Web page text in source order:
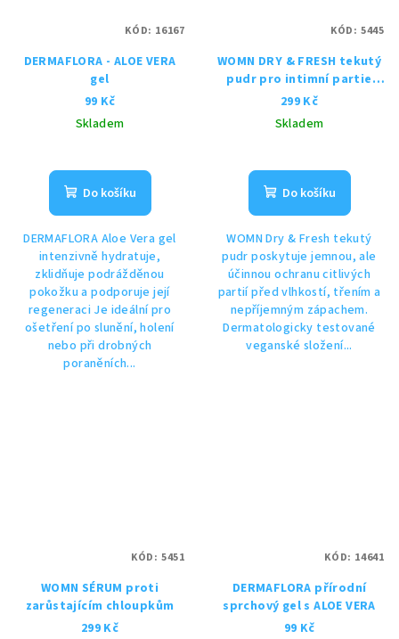
DERMAFLORA - ALOE VERA
gel
99 Kč
Skladem
Do košíku
DERMAFLORA Aloe Vera gel
intenzivně hydratuje,
zklidňuje podrážděnou
pokožku a podporuje její
regeneraci Je ideální pro
ošetření po slunění, holení
nebo při drobných
poraněních...
KÓD: 16167
WOMN DRY & FRESH tekutý
pudr pro intimní partie
50ml
299 Kč
Skladem
Do košíku
WOMN Dry & Fresh tekutý
pudr poskytuje jemnou, ale
účinnou ochranu citlivých
partií před vlhkostí, třením a
nepříjemným zápachem.
Dermatologicky testované
veganské složení...
KÓD: 5445
WOMN SÉRUM proti
zarůstajícím chloupkům
299 Kč
KÓD: 5451
DERMAFLORA přírodní
sprchový gel s ALOE VERA
99 Kč
KÓD: 14641